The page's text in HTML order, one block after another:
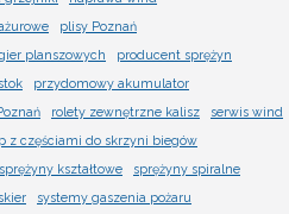
plisy Poznań
planszowych
producent sprężyn
przydomowy akumulator
rolety zewnętrzne kalisz
serwis wind
z częściami do skrzyni biegów
sprężyny kształtowe
sprężyny spiralne
systemy gaszenia pożaru